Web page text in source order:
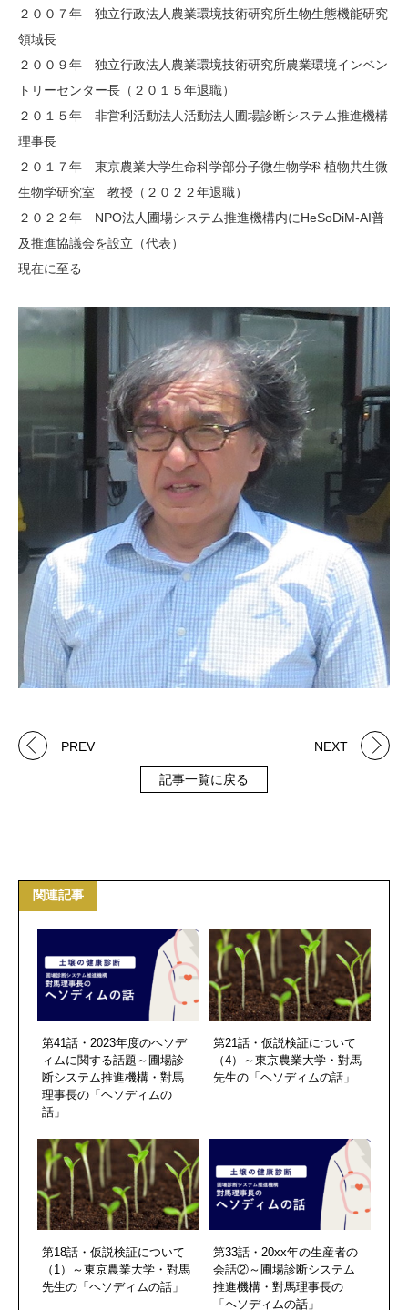
２００７年 独立行政法人農業環境技術研究所生物生態機能研究
領域長
２００９年 独立行政法人農業環境技術研究所農業環境インベン
トリーセンター長（２０１５年退職）
２０１５年 非営利活動法人活動法人圃場診断システム推進機構
理事長
２０１７年 東京農業大学生命科学部分子微生物学科植物共生微
生物学研究室 教授（２０２２年退職）
２０２２年 NPO法人圃場システム推進機構内にHeSoDiM-AI普
及推進協議会を設立（代表）
現在に至る
PREV
記事一覧に戻る
NEXT
関連記事
第41話・2023年度のヘソデ
ィムに関する話題～圃場診
断システム推進機構・對馬
理事長の「ヘソディムの
話」
第21話・仮説検証について
（4）～東京農業大学・對馬
先生の「ヘソディムの話」
第18話・仮説検証について
（1）～東京農業大学・對馬
先生の「ヘソディムの話」
第33話・20xx年の生産者の
会話②～圃場診断システム
推進機構・對馬理事長の
「ヘソディムの話」